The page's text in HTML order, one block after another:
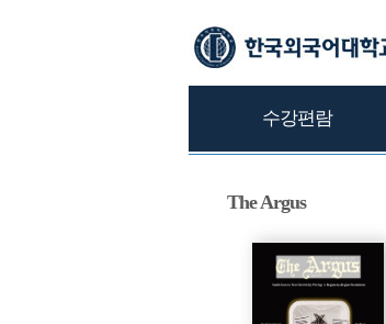
수강편람
The Argus